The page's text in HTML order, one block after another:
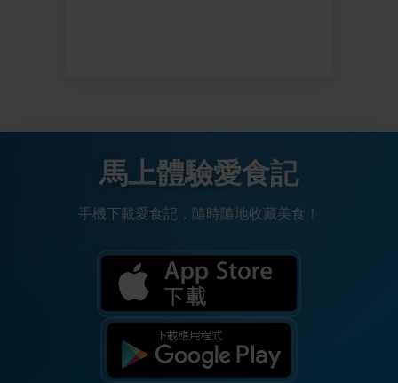
馬上體驗愛食記
手機下載愛食記，隨時隨地收藏美食！